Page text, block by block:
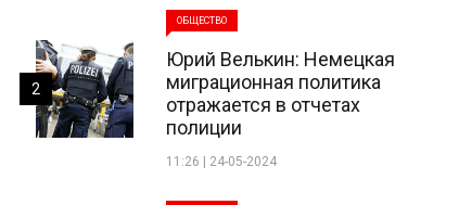
ОБЩЕСТВО
Юрий Велькин: Немецкая
миграционная политика
отражается в отчетах
полиции
11:26 | 24-05-2024
2